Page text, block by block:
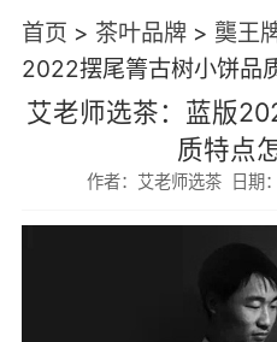
首页 > 茶叶品牌> 龑王
2022摆尾箐古树小饼品
艾老师选茶：蓝版
质特点
作者：艾老师选茶 日期